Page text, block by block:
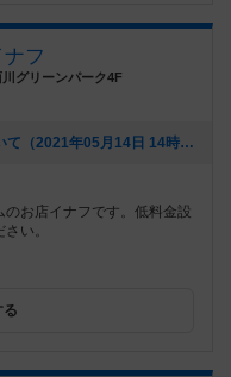
フ
グリーンパーク4F
[NEW] 緊急事態宣言に伴う自主休業について（2021年05月14日 14時23分）
お店イナフです。低料金設
い。
る